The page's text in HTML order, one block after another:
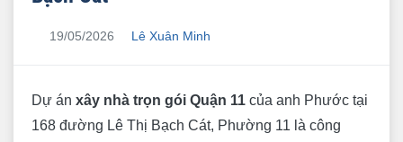
19/05/2026 Lê Xuân Minh
Dự án xây nhà trọn gói Quận 11 của anh Phước tại
168 đường Lê Thị Bạch Cát, Phường 11 là công